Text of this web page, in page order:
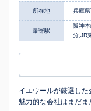
所在地 兵庫
最寄駅
阪神
分,JR
イエウールが厳選し
魅力的な会社はまだま